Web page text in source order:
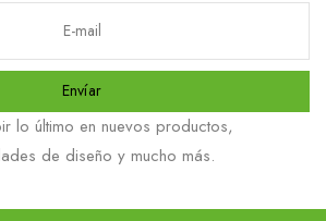
Envíar
lo último en nuevos productos,
de diseño y mucho más.